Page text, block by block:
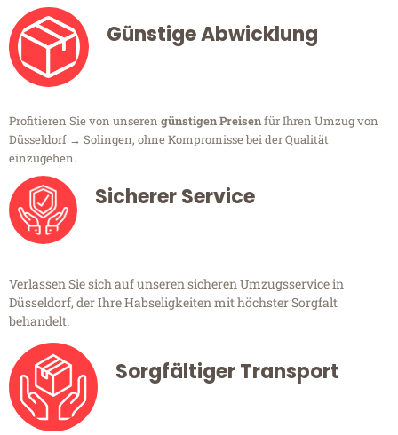
Günstige Abwicklung
Profitieren Sie von unseren günstigen Preisenfür Ihren Umzug von
Düsseldorf → Solingen, ohne Kompromisse bei der Qualität
einzugehen.
Sicherer Service
Verlassen Sie sich auf unseren sicheren Umzugsservice in
Düsseldorf, der Ihre Habseligkeiten mit höchster Sorgfalt
behandelt.
Sorgfältiger Transport